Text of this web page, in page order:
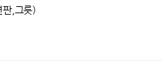
판,그릇)